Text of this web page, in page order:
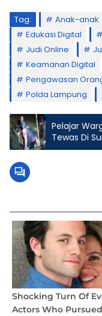
Tag: Anak-anak
Edukasi Digital
Judi Online
Keamanan Digital
Pengawasan
Polda Lampung
Pelajar
Tewas Di